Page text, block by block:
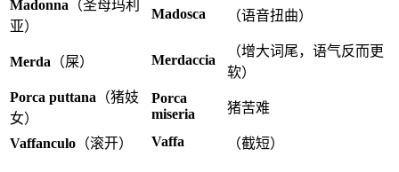
Madonna （圣母玛利
亚）
Madosca （语音扭曲）
Merda （屎） Merdaccia
（增大词尾，语气反而更
软）
Porca puttana （猪妓
女）
Porca
miseria
猪苦难
Vaffanculo （滚开） Vaffa （截短）